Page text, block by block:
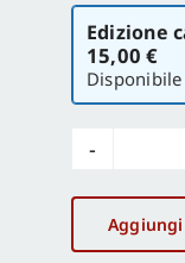
Scegli
versione
Edizione
15,00 €
Disponibile